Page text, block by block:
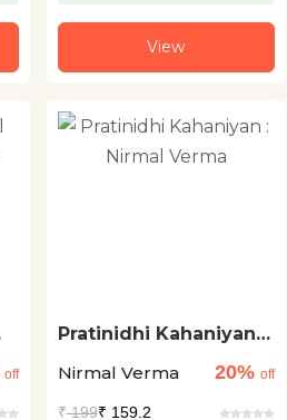
View
off
Pratinidhi Kahaniyan :
Nirmal Verma
20% off
₹199₹ 159.2